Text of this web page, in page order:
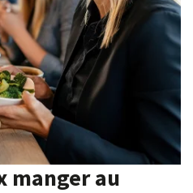
manger au